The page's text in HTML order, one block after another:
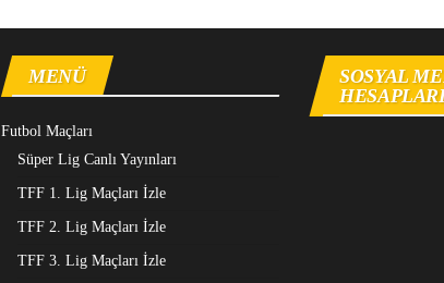
MENÜ
Futbol Maçları
Süper Lig Canlı Yayınları
TFF 1. Lig Maçları İzle
TFF 2. Lig Maçları İzle
TFF 3. Lig Maçları İzle
SOSYAL